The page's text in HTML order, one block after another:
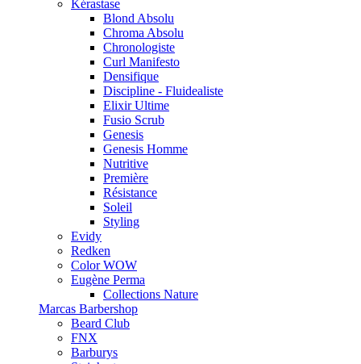
Kérastase
Blond Absolu
Chroma Absolu
Chronologiste
Curl Manifesto
Densifique
Discipline - Fluidealiste
Elixir Ultime
Fusio Scrub
Genesis
Genesis Homme
Nutritive
Première
Résistance
Soleil
Styling
Evidy
Redken
Color WOW
Eugène Perma
Collections Nature
Marcas Barbershop
Beard Club
FNX
Barburys